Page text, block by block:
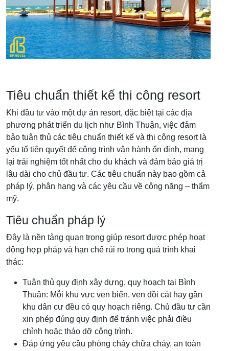
Tiêu chuẩn thiết kế thi công resort
Khi đầu tư vào một dự án resort, đặc biệt tại các địa
phương phát triển du lịch như Bình Thuận, việc đảm
bảo tuân thủ các tiêu chuẩn thiết kế và thi công resort là
yếu tố tiên quyết để công trình vận hành ổn định, mang
lại trải nghiệm tốt nhất cho du khách và đảm bảo giá trị
lâu dài cho chủ đầu tư. Các tiêu chuẩn này bao gồm cả
pháp lý, phân hạng và các yêu cầu về công năng – thẩm
mỹ.
Tiêu chuẩn pháp lý
Đây là nền tảng quan trọng giúp resort được phép hoạt
động hợp pháp và hạn chế rủi ro trong quá trình khai
thác:
Tuân thủ quy định xây dựng, quy hoạch tại Bình
Thuận: Mỗi khu vực ven biển, ven đồi cát hay gần
khu dân cư đều có quy hoạch riêng. Chủ đầu tư cần
xin phép đúng quy định để tránh việc phải điều
chỉnh hoặc tháo dỡ công trình.
Đáp ứng yêu cầu phòng cháy chữa cháy, an toàn